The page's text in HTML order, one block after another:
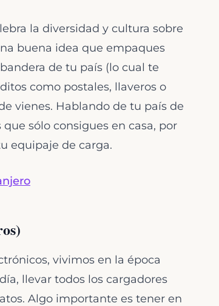
la diversidad y cultura sobre
buena idea que empaques
de tu país (lo cual te
como postales, llaveros o
vienes. Hablando de tu país de
sólo consigues en casa, por
equipaje de carga.
vivimos en la época
llevar todos los cargadores
Algo importante es tener en